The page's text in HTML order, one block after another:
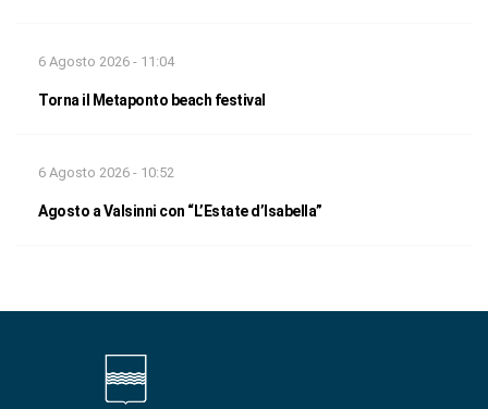
6 Agosto 2026 - 11:04
Torna il Metaponto beach festival
6 Agosto 2026 - 10:52
Agosto a Valsinni con “L’Estate d’Isabella”